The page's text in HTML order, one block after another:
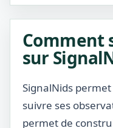
Comment
sur
SignalNids
suivre ses
permet de